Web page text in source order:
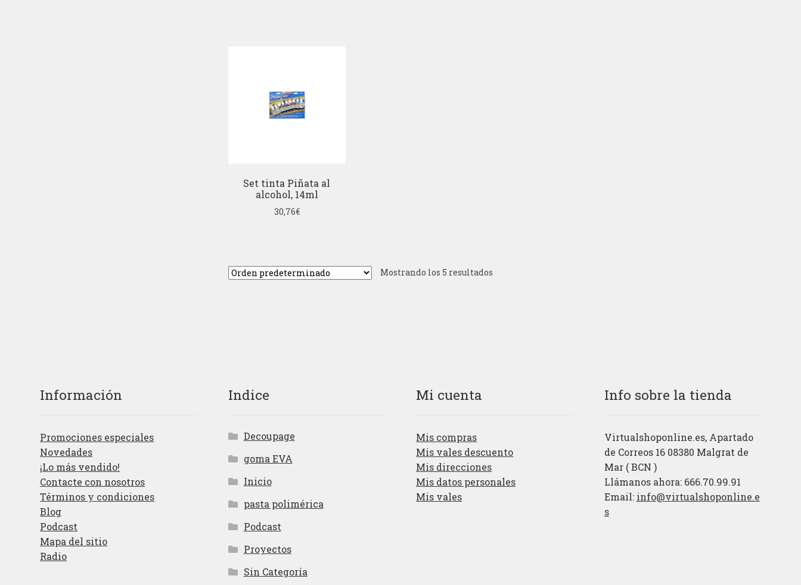
Set tinta Piñata al
alcohol, 14ml
30,76€
Mostrando los 5 resultados
Información
Promociones especiales
Novedades
¡Lo más vendido!
Contacte con nosotros
Términos y condiciones
Blog
Podcast
Mapa del sitio
Radio
Indice
Decoupage
goma EVA
Inicio
pasta polimérica
Podcast
Proyectos
Sin Categoría
Mi cuenta
Mis compras
Mis vales descuento
Mis direcciones
Mis datos personales
Mis vales
Info sobre la tienda
Virtualshoponline.es, Apartado
de Correos 16 08380 Malgrat de
Mar ( BCN )
Llámanos ahora: 666.70.99.91
Email: info@virtualshoponline.e
s